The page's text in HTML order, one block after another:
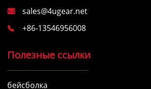
 sales@4ugear.net
 +86-13546956008
Полезные ссылки
бейсболка